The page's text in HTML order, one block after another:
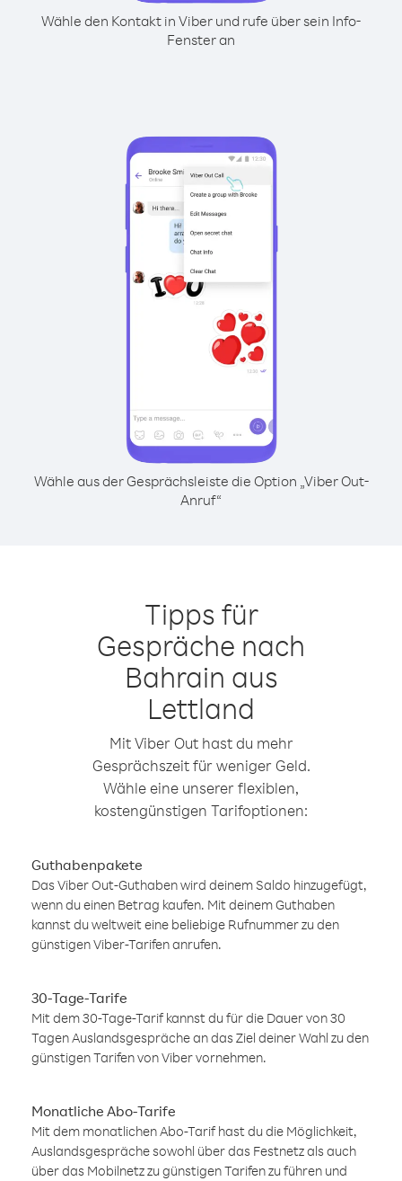
Wähle den Kontakt in Viber und rufe über sein Info-
Fenster an
Wähle aus der Gesprächsleiste die Option „Viber Out-
Anruf“
Tipps für
Gespräche nach
Bahrain aus
Lettland
Mit Viber Out hast du mehr
Gesprächszeit für weniger Geld.
Wähle eine unserer flexiblen,
kostengünstigen Tarifoptionen:
Guthabenpakete
Das Viber Out-Guthaben wird deinem Saldo hinzugefügt,
wenn du einen Betrag kaufen. Mit deinem Guthaben
kannst du weltweit eine beliebige Rufnummer zu den
günstigen Viber-Tarifen anrufen.
30-Tage-Tarife
Mit dem 30-Tage-Tarif kannst du für die Dauer von 30
Tagen Auslandsgespräche an das Ziel deiner Wahl zu den
günstigen Tarifen von Viber vornehmen.
Monatliche Abo-Tarife
Mit dem monatlichen Abo-Tarif hast du die Möglichkeit,
Auslandsgespräche sowohl über das Festnetz als auch
über das Mobilnetz zu günstigen Tarifen zu führen und